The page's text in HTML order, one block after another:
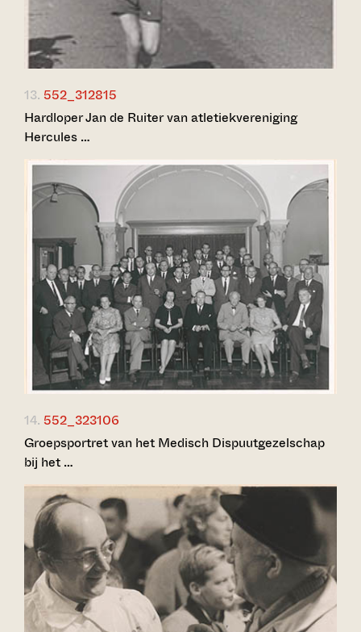
13. 552_312815
Hardloper Jan de Ruiter van atletiekvereniging
Hercules …
14. 552_323106
Groepsportret van het Medisch Dispuutgezelschap
bij het …